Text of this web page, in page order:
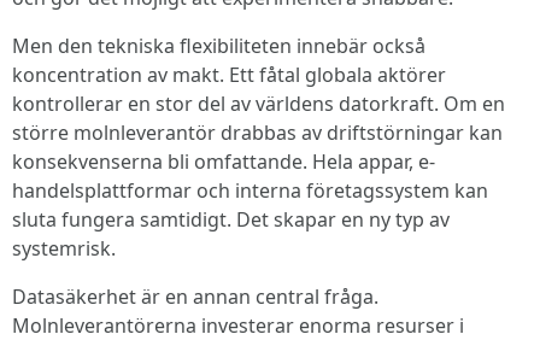
Men den tekniska flexibiliteten innebär också
koncentration av makt. Ett fåtal globala aktörer
kontrollerar en stor del av världens datorkraft. Om en
större molnleverantör drabbas av driftstörningar kan
konsekvenserna bli omfattande. Hela appar, e-
handelsplattformar och interna företagssystem kan
sluta fungera samtidigt. Det skapar en ny typ av
systemrisk.
Datasäkerhet är en annan central fråga.
Molnleverantörerna investerar enorma resurser i